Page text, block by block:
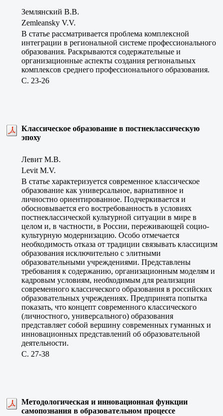
Землянский В.В.
Zemleansky V.V.
В статье рассматривается проблема комплексной
интеграции в региональной системе профессионального
образования. Раскрываются содержательные и
организационные аспекты создания региональных
комплексов среднего профессионального образования.
C. 23-26
Классическое образование в постнеклассическую
эпоху
Левит М.В.
Levit M.V.
В статье характеризуется современное классическое
образование как универсальное, вариативное и
личностно ориентированное. Подчеркивается и
обосновывается его востребованность в условиях
постнеклассической культурной ситуации в мире в
целом и, в частности, в России, переживающей социо-
культурную модернизацию. Особо отмечается
необходимость отказа от традиции связывать классицизм
образования исключительно с элитными
образовательными учреждениями. Представлены
требования к содержанию, организационным моделям и
кадровым условиям, необходимым для реализации
современного классического образования в российских
образовательных учреждениях. Предпринята попытка
показать, что концепт современного классического
(личностного, универсального) образования
представляет собой вершину современных гуманных и
инновационных представлений об образовательной
деятельности.
C. 27-38
Методологическая и инновационная функции
самопознания в образовательном процессе